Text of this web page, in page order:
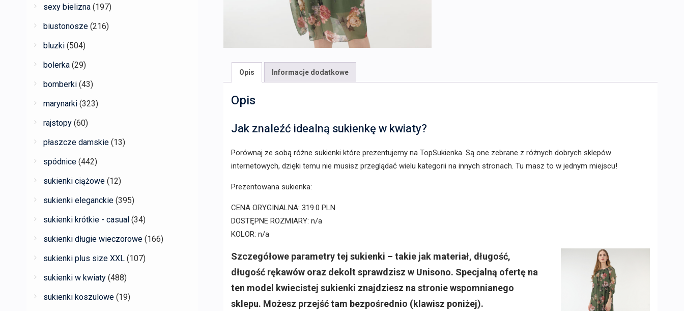
Opis Informacje dodatkowe
Opis
Jak znaleźć idealną sukienkę w kwiaty?
Porównaj ze sobą różne sukienki które prezentujemy na TopSukienka. Są one zebrane z różnych dobrych sklepów
internetowych, dzięki temu nie musisz przeglądać wielu kategorii na innych stronach. Tu masz to w jednym miejscu!
Prezentowana sukienka:
CENA ORYGINALNA: 319.0 PLN
DOSTĘPNE ROZMIARY: n/a
KOLOR: n/a
Szczegółowe parametry tej sukienki – takie jak materiał, długość,
długość rękawów oraz dekolt sprawdzisz w Unisono. Specjalną ofertę na
ten model kwiecistej sukienki znajdziesz na stronie wspomnianego
sklepu. Możesz przejść tam bezpośrednio (klawisz poniżej).
sexy bielizna (197)
biustonosze (216)
bluzki (504)
bolerka (29)
bomberki (43)
marynarki (323)
rajstopy (60)
płaszcze damskie (13)
spódnice (442)
sukienki ciążowe (12)
sukienki eleganckie (395)
sukienki krótkie - casual (34)
sukienki długie wieczorowe (166)
sukienki plus size XXL (107)
sukienki w kwiaty (488)
sukienki koszulowe (19)